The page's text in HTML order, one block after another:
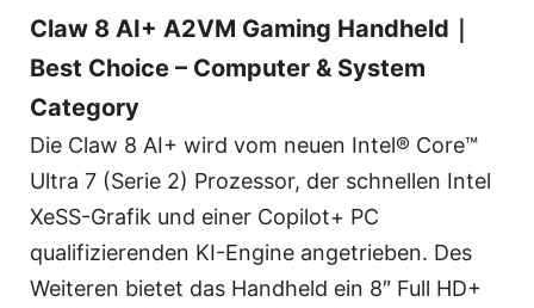
Claw 8 AI+ A2VM Gaming Handheld｜
Best Choice – Computer & System
Category
Die Claw 8 AI+ wird vom neuen Intel® Core™
Ultra 7 (Serie 2) Prozessor, der schnellen Intel
XeSS-Grafik und einer Copilot+ PC
qualifizierenden KI-Engine angetrieben. Des
Weiteren bietet das Handheld ein 8″ Full HD+